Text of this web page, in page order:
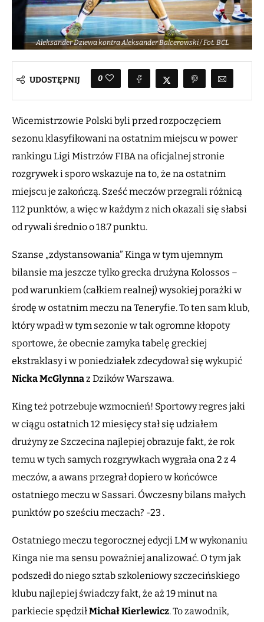
Aleksander Dziewa kontra Aleksander Balcerowski / Fot. BCL
UDOSTĘPNIJ 0
Wicemistrzowie Polski byli przed rozpoczęciem
sezonu klasyfikowani na ostatnim miejscu w power
rankingu Ligi Mistrzów FIBA na oficjalnej stronie
rozgrywek i sporo wskazuje na to, że na ostatnim
miejscu je zakończą. Sześć meczów przegrali różnicą
112 punktów, a więc w każdym z nich okazali się słabsi
od rywali średnio o 18.7 punktu.
Szanse „zdystansowania” Kinga w tym ujemnym
bilansie ma jeszcze tylko grecka drużyna Kolossos –
pod warunkiem (całkiem realnej) wysokiej porażki w
środę w ostatnim meczu na Teneryfie. To ten sam klub,
który wpadł w tym sezonie w tak ogromne kłopoty
sportowe, że obecnie zamyka tabelę greckiej
ekstraklasy i w poniedziałek zdecydował się wykupić
Nicka McGlynnaz Dzików Warszawa.
King też potrzebuje wzmocnień! Sportowy regres jaki
w ciągu ostatnich 12 miesięcy stał się udziałem
drużyny ze Szczecina najlepiej obrazuje fakt, że rok
temu w tych samych rozgrywkach wygrała ona 2 z 4
meczów, a awans przegrał dopiero w końcówce
ostatniego meczu w Sassari. Ówczesny bilans małych
punktów po sześciu meczach? -23 .
Ostatniego meczu tegorocznej edycji LM w wykonaniu
Kinga nie ma sensu poważniej analizować. O tym jak
podszedł do niego sztab szkoleniowy szczecińskiego
klubu najlepiej świadczy fakt, że aż 19 minut na
parkiecie spędziłMichałKierlewicz. To zawodnik,